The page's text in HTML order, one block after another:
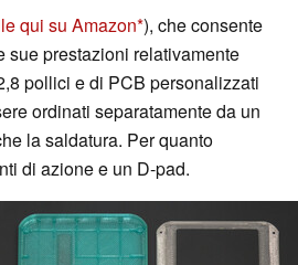
qui su Amazon ), che consente
sue prestazioni relativamente
pollici e di PCB personalizzati
ordinati separatamente da un
la saldatura. Per quanto
di azione e un D-pad.